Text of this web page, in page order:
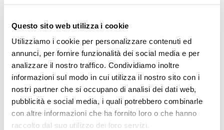
Questo sito web utilizza i cookie
Utilizziamo i cookie per personalizzare contenuti ed
annunci, per fornire funzionalità dei social media e per
analizzare il nostro traffico. Condividiamo inoltre
informazioni sul modo in cui utilizza il nostro sito con i
nostri partner che si occupano di analisi dei dati web,
pubblicità e social media, i quali potrebbero combinarle
con altre informazioni che ha fornito loro o che hanno
raccolto dal suo utilizzo dei loro servizi.
Sconti per quantità Sconto € cadauno *Prezzo €
Pezzi 20 - € 8,45
Pezzi 50 -5% € 8,02
Pezzi 100 -9% € 7,70
Pezzi 300 -24%